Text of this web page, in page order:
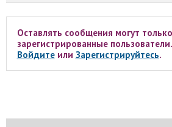
Оставлять сообщения могут только
зарегистрированные пользователи.
Войдитеили Зарегистрируйтесь.